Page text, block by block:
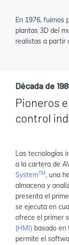
En 1976, fuimos
plantas 3D del
realistas a partir
Década de
Pioneros
control
Las tecnologías
a la cartera de
SystemTM, una
almacena y
presenta el
se ejecuta en
ofrece el primer
(HMI) basado en
permite el